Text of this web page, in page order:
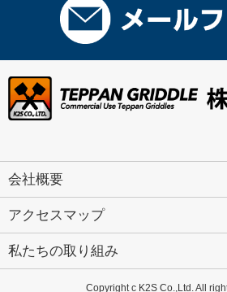
会社概要
アクセスマップ
私たちの取り組み
Copyright c K2S Co.,Ltd. All